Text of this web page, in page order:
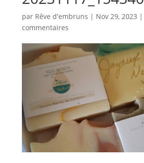
par Rêve d'embruns | Nov 29, 2023 |
commentaires